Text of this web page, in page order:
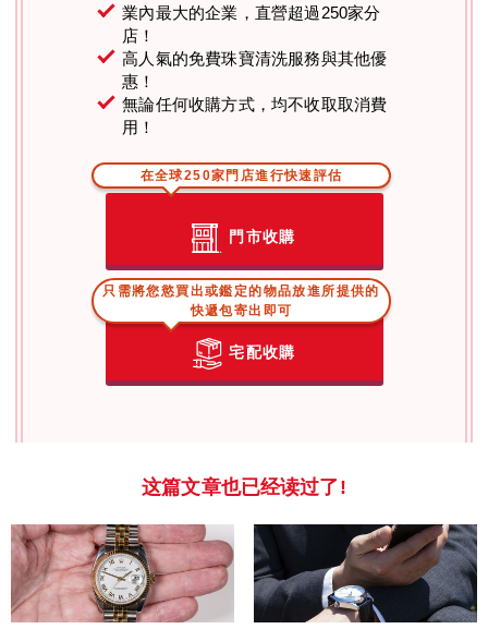
業內最大的企業，直營超過250家分
店！
高人氣的免費珠寶清洗服務與其他優
惠！
無論任何收購方式，均不收取取消費
用！
在全球250家門店進行快速評估
門市收購
只需將您慾買出或鑑定的物品放進所提供的
快遞包寄出即可
宅配收購
这篇文章也已经读过了!